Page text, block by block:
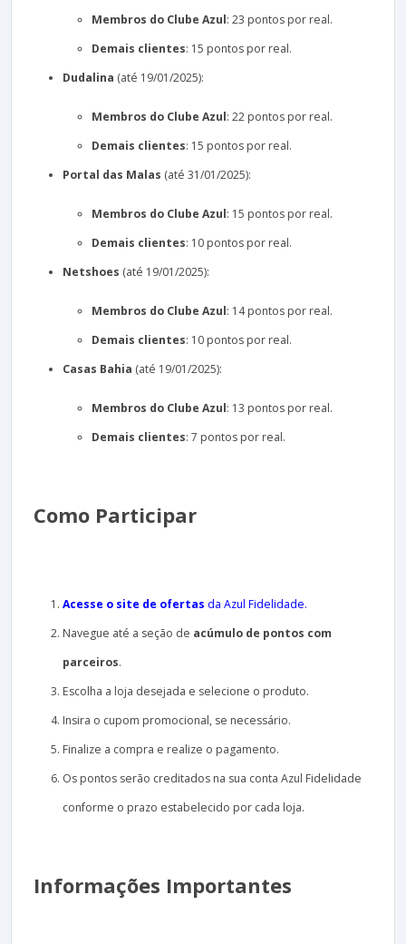
Membros do Clube Azul: 23 pontos por real.
Demais clientes: 15 pontos por real.
Dudalina (até 19/01/2025):
Membros do Clube Azul: 22 pontos por real.
Demais clientes: 15 pontos por real.
Portal das Malas (até 31/01/2025):
Membros do Clube Azul: 15 pontos por real.
Demais clientes: 10 pontos por real.
Netshoes (até 19/01/2025):
Membros do Clube Azul: 14 pontos por real.
Demais clientes: 10 pontos por real.
Casas Bahia (até 19/01/2025):
Membros do Clube Azul: 13 pontos por real.
Demais clientes: 7 pontos por real.
Como Participar
Acesse o site de ofertas da Azul Fidelidade.
Navegue até a seção de acúmulo de pontos com
parceiros.
Escolha a loja desejada e selecione o produto.
Insira o cupom promocional, se necessário.
Finalize a compra e realize o pagamento.
Os pontos serão creditados na sua conta Azul Fidelidade
conforme o prazo estabelecido por cada loja.
Informações Importantes